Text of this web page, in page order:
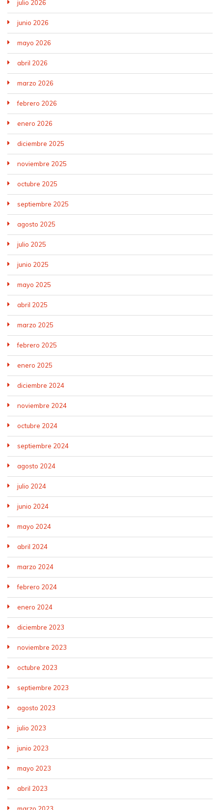
julio 2026
junio 2026
mayo 2026
abril 2026
marzo 2026
febrero 2026
enero 2026
diciembre 2025
noviembre 2025
octubre 2025
septiembre 2025
agosto 2025
julio 2025
junio 2025
mayo 2025
abril 2025
marzo 2025
febrero 2025
enero 2025
diciembre 2024
noviembre 2024
octubre 2024
septiembre 2024
agosto 2024
julio 2024
junio 2024
mayo 2024
abril 2024
marzo 2024
febrero 2024
enero 2024
diciembre 2023
noviembre 2023
octubre 2023
septiembre 2023
agosto 2023
julio 2023
junio 2023
mayo 2023
abril 2023
marzo 2023